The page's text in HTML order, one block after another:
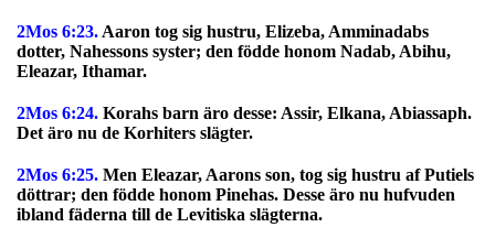
2Mos 6:23. Aaron tog sig hustru, Elizeba, Amminadabs
dotter, Nahessons syster; den födde honom Nadab, Abihu,
Eleazar, Ithamar.
2Mos 6:24. Korahs barn äro desse: Assir, Elkana, Abiassaph.
Det äro nu de Korhiters slägter.
2Mos 6:25. Men Eleazar, Aarons son, tog sig hustru af Putiels
döttrar; den födde honom Pinehas. Desse äro nu hufvuden
ibland fäderna till de Levitiska slägterna.